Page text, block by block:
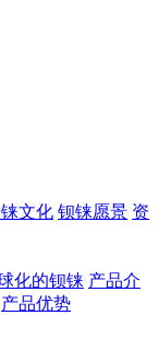
文化 钡铼愿景 资
化的钡铼 产品介
产品优势